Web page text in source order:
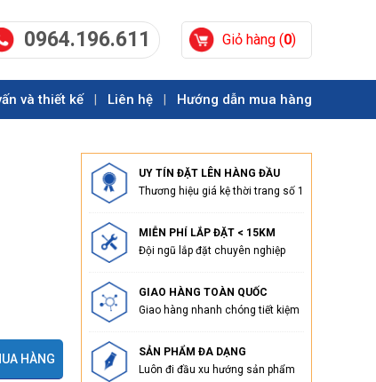
Giỏ hàng (0)
0964.196.611
và thiết kế Liên hệ Hướng dẫn mua hàng
HÀNG
UY TÍN ĐẶT LÊN HÀNG ĐẦU
Thương hiệu giá kệ thời trang số 1
MIỄN PHÍ LẮP ĐẶT < 15KM
Đội ngũ lắp đặt chuyên nghiệp
GIAO HÀNG TOÀN QUỐC
Giao hàng nhanh chóng tiết kiệm
SẢN PHẨM ĐA DẠNG
Luôn đi đầu xu hướng sản phẩm